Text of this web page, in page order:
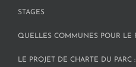
STAGES
QUELLES COMMUNES POUR LE
LE PROJET DE CHARTE DU PARC